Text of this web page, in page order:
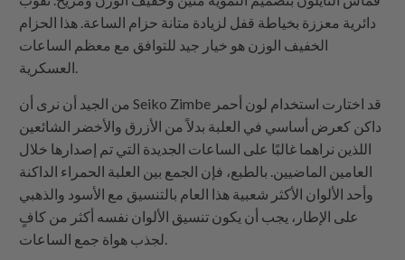
دائرية معززة بخياطة قفل لزيادة متانة حزام الساعة. هذا الحزام
الخفيف الوزن هو خيار جيد للتوافق مع معظم الساعات
العسكرية.
من الجيد أن نرى أن Seiko Zimbe قد اختارت استخدام لون أحمر
داكن كعرض أساسي في العلبة بدلاً من الأزرق والأخضر الشائعين
اللذين نراهما غالبًا على الساعات الجديدة التي تم إصدارها خلال
العامين الماضيين. بالطبع، فإن الجمع بين العلبة الحمراء الداكنة
وأحد الألوان الأكثر شعبية هذا العام بالتنسيق مع الأسود والذهبي
على الإطار، يجب أن يكون تنسيق الألوان نفسه أكثر من كافٍ
لجذب هواة جمع الساعات.